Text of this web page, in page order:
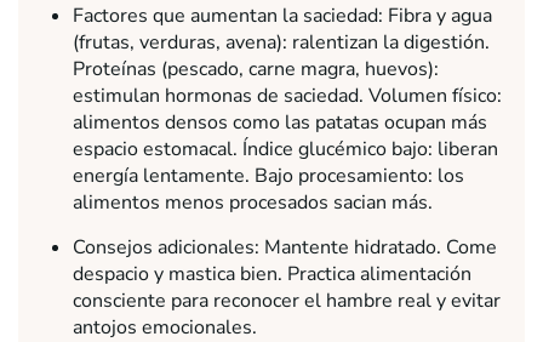
Factores que aumentan la saciedad: Fibra y agua
(frutas, verduras, avena): ralentizan la digestión.
Proteínas (pescado, carne magra, huevos):
estimulan hormonas de saciedad. Volumen físico:
alimentos densos como las patatas ocupan más
espacio estomacal. Índice glucémico bajo: liberan
energía lentamente. Bajo procesamiento: los
alimentos menos procesados sacian más.
Consejos adicionales: Mantente hidratado. Come
despacio y mastica bien. Practica alimentación
consciente para reconocer el hambre real y evitar
antojos emocionales.